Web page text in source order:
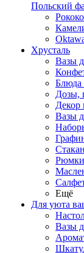
Польский
Хрусталь
Вазы
Блюда
Дозы,
Декор
Вазы
Рюмки
Ещё
Для уюта
Вазы